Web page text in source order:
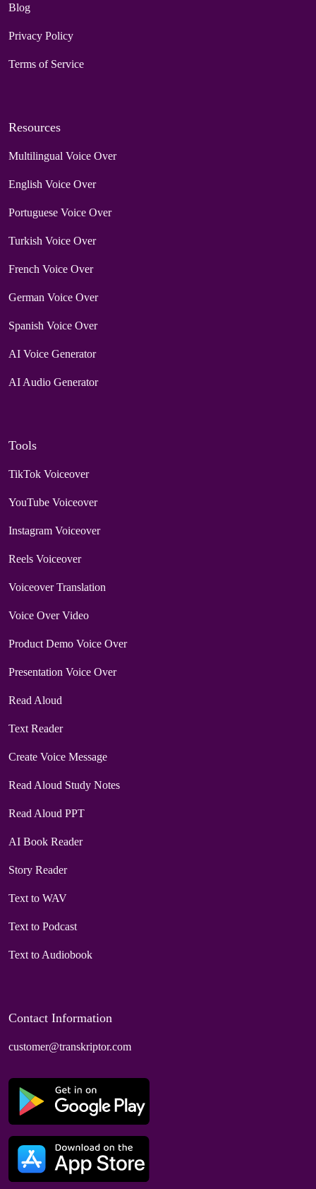
Blog
Privacy Policy
Terms of Service
Resources
Multilingual Voice Over
English Voice Over
Portuguese Voice Over
Turkish Voice Over
French Voice Over
German Voice Over
Spanish Voice Over
AI Voice Generator
AI Audio Generator
Tools
TikTok Voiceover
YouTube Voiceover
Instagram Voiceover
Reels Voiceover
Voiceover Translation
Voice Over Video
Product Demo Voice Over
Presentation Voice Over
Read Aloud
Text Reader
Create Voice Message
Read Aloud Study Notes
Read Aloud PPT
AI Book Reader
Story Reader
Text to WAV
Text to Podcast
Text to Audiobook
Contact Information
customer@transkriptor.com